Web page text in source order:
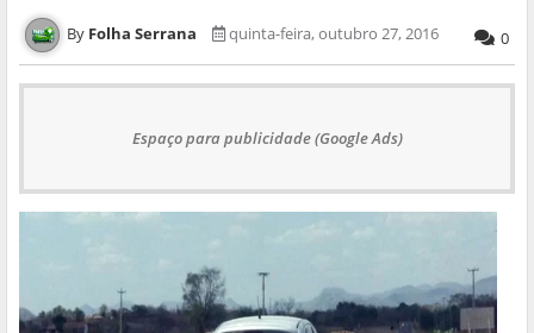
Folha Serrana quinta-feira, outubro 27, 2016 0
Espaço para publicidade (Google Ads)